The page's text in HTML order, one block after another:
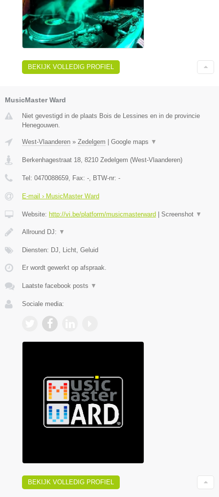
BEKIJK VOLLEDIG PROFIEL
MusicMaster Ward
Niet gevestigd in de plaats Bois de Lessines en in de provincie
Henegouwen.
West-Vlaanderen » Zedelgem | Google maps ▼
Berkenhagestraat 18 8210 Zedelgem (West-Vlaanderen)
Tel: 0470088659 , Fax: - , BTW-nr: -
E-mail › MusicMaster Ward
Website: http://vi.be/platform/musicmasterward | Screenshot ▼
Allround DJ: ▼
Diensten: DJ, Licht, Geluid
Er wordt gewerkt op afspraak.
Laatste facebook posts ▼
Sociale media:
BEKIJK VOLLEDIG PROFIEL